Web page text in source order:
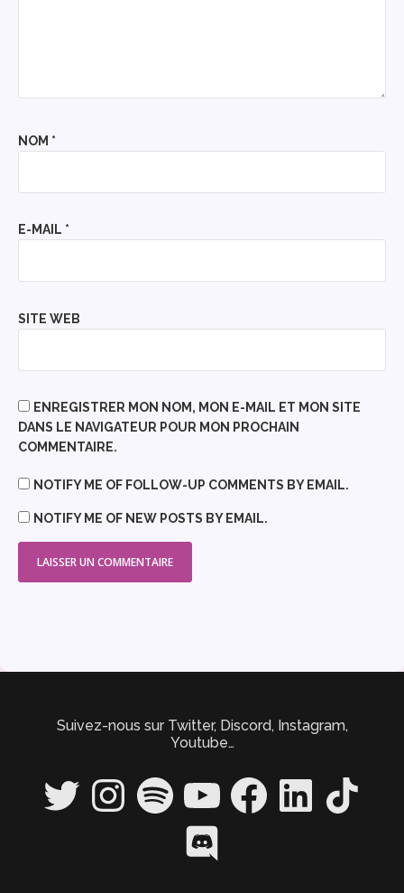
NOM *
E-MAIL *
SITE WEB
ENREGISTRER MON NOM, MON E-MAIL ET MON SITE
DANS LE NAVIGATEUR POUR MON PROCHAIN
COMMENTAIRE.
NOTIFY ME OF FOLLOW-UP COMMENTS BY EMAIL.
NOTIFY ME OF NEW POSTS BY EMAIL.
Suivez-nous sur Twitter, Discord, Instagram,
Youtube…
Twitter InstagramSpotify YouTube FacebookLinkedIn TikTok
Discord